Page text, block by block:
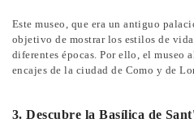
Este museo, que era un antiguo
objetivo de mostrar los estilos de
diferentes épocas. Por ello, el museo
encajes de la ciudad de Como y de
3. Descubre la Basílica de